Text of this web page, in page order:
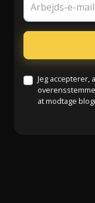
Arbejds-e-mail
Jeg accepterer,
at modtage